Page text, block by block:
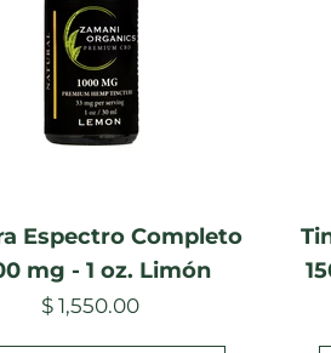
Espectro Completo
mg - 1 oz. Limón
$ 1,550.00